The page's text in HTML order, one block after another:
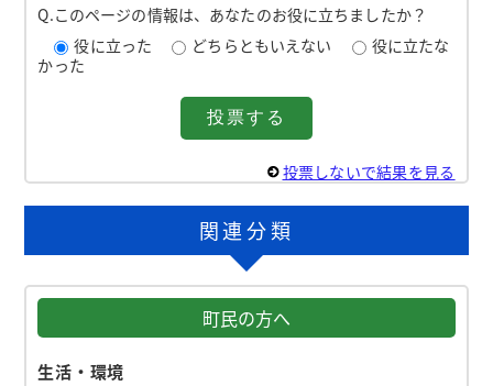
Q.このページの情報は、あなたのお役に立ちましたか？
役に立った
どちらともいえない
役に立たな
かった
投票しないで結果を見る
関連分類
町民の方へ
生活・環境